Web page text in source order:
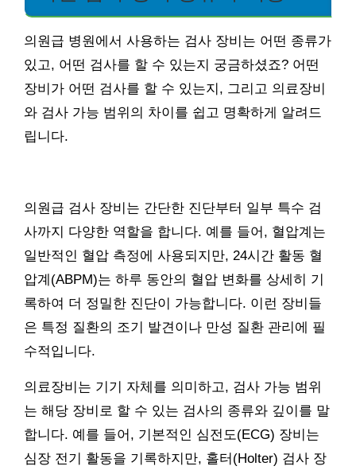
의원급 병원에서 사용하는 검사 장비는 어떤 종류가
있고, 어떤 검사를 할 수 있는지 궁금하셨죠? 어떤
장비가 어떤 검사를 할 수 있는지, 그리고 의료장비
와 검사 가능 범위의 차이를 쉽고 명확하게 알려드
립니다.
의원급 검사 장비는 간단한 진단부터 일부 특수 검
사까지 다양한 역할을 합니다. 예를 들어, 혈압계는
일반적인 혈압 측정에 사용되지만, 24시간 활동 혈
압계(ABPM)는 하루 동안의 혈압 변화를 상세히 기
록하여 더 정밀한 진단이 가능합니다. 이런 장비들
은 특정 질환의 조기 발견이나 만성 질환 관리에 필
수적입니다.
의료장비는 기기 자체를 의미하고, 검사 가능 범위
는 해당 장비로 할 수 있는 검사의 종류와 깊이를 말
합니다. 예를 들어, 기본적인 심전도(ECG) 장비는
심장 전기 활동을 기록하지만, 홀터(Holter) 검사 장